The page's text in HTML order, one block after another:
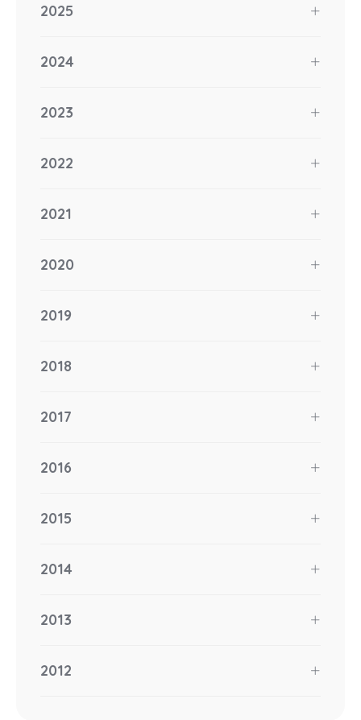
2025
2024
2023
2022
2021
2020
2019
2018
2017
2016
2015
2014
2013
2012